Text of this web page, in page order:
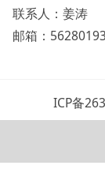
联系人：姜涛
邮箱：
ICP备